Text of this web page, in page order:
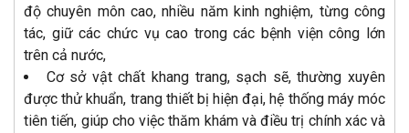
độ chuyên môn cao, nhiều năm kinh nghiệm, từng công
tác, giữ các chức vụ cao trong các bệnh viện công lớn
trên cả nước,
Cơ sở vật chất khang trang, sạch sẽ, thường xuyên
được thử khuẩn, trang thiết bị hiện đại, hệ thống máy móc
tiên tiến, giúp cho việc thăm khám và điều trị chính xác và